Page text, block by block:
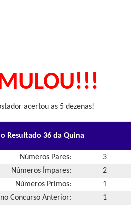
acertou as 5 dezenas!
Resultado 36 da Quina
Números Pares:
3
Números Ímpares:
2
Números Primos:
1
Concurso Anterior:
1